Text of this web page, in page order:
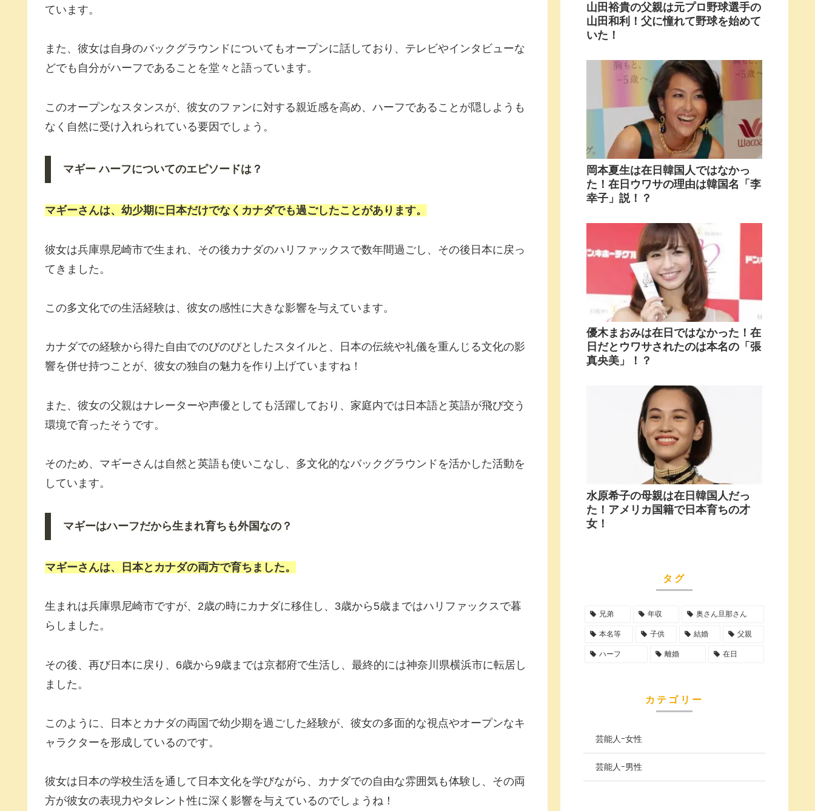
ています。
また、彼女は自身のバックグラウンドについてもオープンに話しており、テレビやインタビューな
どでも自分がハーフであることを堂々と語っています。
このオープンなスタンスが、彼女のファンに対する親近感を高め、ハーフであることが隠しようも
なく自然に受け入れられている要因でしょう。
マギー ハーフについてのエピソードは？
マギーさんは、幼少期に日本だけでなくカナダでも過ごしたことがあります。
彼女は兵庫県尼崎市で生まれ、その後カナダのハリファックスで数年間過ごし、その後日本に戻っ
てきました。
この多文化での生活経験は、彼女の感性に大きな影響を与えています。
カナダでの経験から得た自由でのびのびとしたスタイルと、日本の伝統や礼儀を重んじる文化の影
響を併せ持つことが、彼女の独自の魅力を作り上げていますね！
また、彼女の父親はナレーターや声優としても活躍しており、家庭内では日本語と英語が飛び交う
環境で育ったそうです。
そのため、マギーさんは自然と英語も使いこなし、多文化的なバックグラウンドを活かした活動を
しています。
マギーはハーフだから生まれ育ちも外国なの？
マギーさんは、日本とカナダの両方で育ちました。
生まれは兵庫県尼崎市ですが、2歳の時にカナダに移住し、3歳から5歳まではハリファックスで暮
らしました。
その後、再び日本に戻り、6歳から9歳までは京都府で生活し、最終的には神奈川県横浜市に転居し
ました。
このように、日本とカナダの両国で幼少期を過ごした経験が、彼女の多面的な視点やオープンなキ
ャラクターを形成しているのです。
彼女は日本の学校生活を通して日本文化を学びながら、カナダでの自由な雰囲気も体験し、その両
方が彼女の表現力やタレント性に深く影響を与えているのでしょうね！
山田裕貴の父親は元プロ野球選手の
山田和利！父に憧れて野球を始めて
いた！
岡本夏生は在日韓国人ではなかっ
た！在日ウワサの理由は韓国名「李
幸子」説！？
優木まおみは在日ではなかった！在
日だとウワサされたのは本名の「張
真央美」！？
水原希子の母親は在日韓国人だっ
た！アメリカ国籍で日本育ちの才
女！
タグ
兄弟 年収 奥さん旦那さん
本名等 子供 結婚 父親
ハーフ 離婚 在日
カテゴリー
芸能人ｰ女性
芸能人ｰ男性